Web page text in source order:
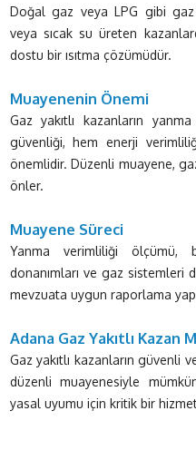
Doğal gaz veya LPG gibi gaz
veya sıcak su üreten
dostu bir ısıtma çözümüdür.
Muayenenin Önemi
Gaz yakıtlı kazanların
güvenliği, hem enerji
önemlidir. Düzenli muayene,
önler.
Muayene Süreci
Yanma verimliliği ölçümü,
donanımları ve gaz sistemleri
mevzuata uygun raporlama
Adana Gaz Yakıtlı Kazan
Gaz yakıtlı kazanların güvenli
düzenli muayenesiyle
yasal uyumu için kritik bir